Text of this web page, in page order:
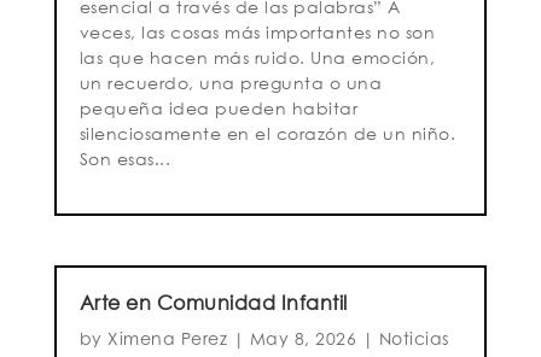
esencial a través de las palabras” A
veces, las cosas más importantes no son
las que hacen más ruido. Una emoción,
un recuerdo, una pregunta o una
pequeña idea pueden habitar
silenciosamente en el corazón de un niño.
Son esas...
Arte en Comunidad Infantil
by Ximena Perez | May 8, 2026 | Noticias